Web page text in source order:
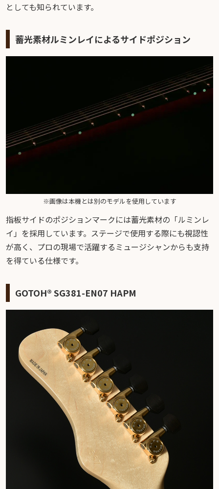
としても知られています。
蓄光素材ルミンレイによるサイドポジション
※画像は本機とは別のモデルを使用しています
指板サイドのポジションマークには蓄光素材の「ルミンレ
イ」を採用しています。ステージで使用する際にも視認性
が高く、プロの現場で活躍するミュージシャンからも支持
を得ている仕様です。
GOTOH® SG381-EN07 HAPM